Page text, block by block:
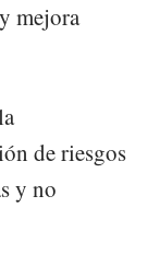
mejora
de riesgos
y no